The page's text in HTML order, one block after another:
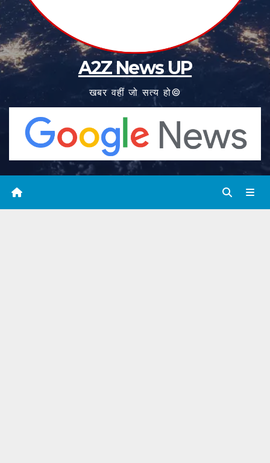
A2Z News UP
खबर वहीं जो सत्य हो©